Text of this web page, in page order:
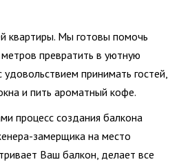
квартиры. Мы готовы помочь
превратить в уютную
принимать гостей,
и пить ароматный кофе.
процесс создания балкона
замерщика на место
Ваш балкон, делает все